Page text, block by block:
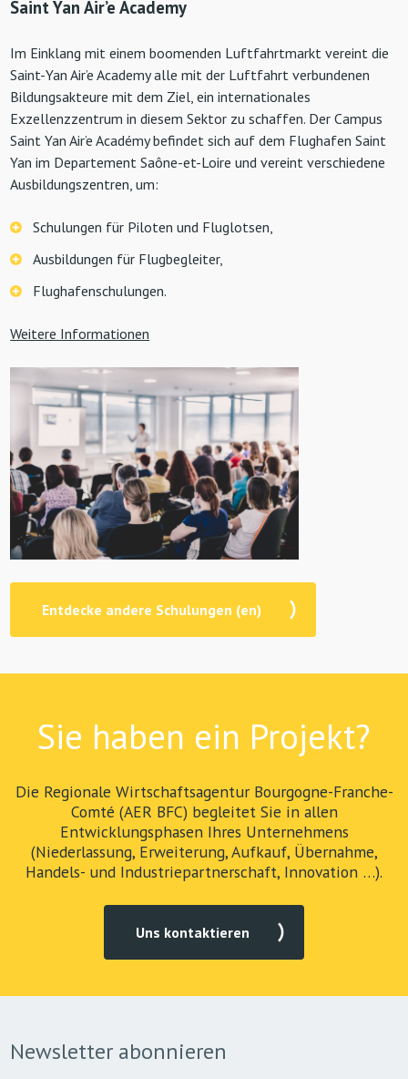
Saint Yan Air’e Academy
Im Einklang mit einem boomenden Luftfahrtmarkt vereint die
Saint-Yan Air’e Academy alle mit der Luftfahrt verbundenen
Bildungsakteure mit dem Ziel, ein internationales
Exzellenzzentrum in diesem Sektor zu schaffen. Der Campus
Saint Yan Air’e Académy befindet sich auf dem Flughafen Saint
Yan im Departement Saône-et-Loire und vereint verschiedene
Ausbildungszentren, um:
Schulungen für Piloten und Fluglotsen,
Ausbildungen für Flugbegleiter,
Flughafenschulungen.
Weitere Informationen
Entdecke andere Schulungen (en)
Sie haben ein Projekt?
Die Regionale Wirtschaftsagentur Bourgogne-Franche-
Comté (AER BFC) begleitet Sie in allen
Entwicklungsphasen Ihres Unternehmens
(Niederlassung, Erweiterung, Aufkauf, Übernahme,
Handels- und Industriepartnerschaft, Innovation …).
Uns kontaktieren
Newsletter abonnieren